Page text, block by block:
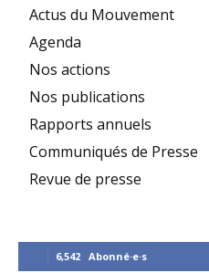
Actus du Mouvement
Agenda
Nos actions
Nos publications
Rapports annuels
Communiqués de Presse
Revue de presse
6,542 Abonné·e·s